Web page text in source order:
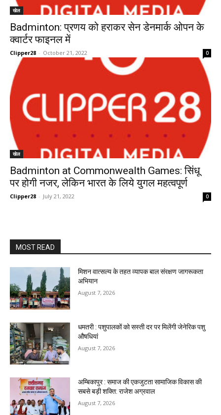
खेल
Badminton: प्रणय को हराकर सेन डेनमार्क ओपन के
क्वार्टर फाइनल में
Clipper28 - October 21, 2022 0
खेल
Badminton at Commonwealth Games: सिंधू
पर होगी नजर, लेकिन भारत के लिये युगल महत्वपूर्ण
Clipper28 - July 21, 2022 0
MOST READ
मिशन वात्सल्य के तहत व्यापक बाल संरक्षण जागरूकता
अभियान
August 7, 2026
धमतरी : पशुपालकों को सस्ती दर पर मिलेंगी जेनेरिक पशु
औषधियां
August 7, 2026
अम्बिकापुर : समाज की एकजुटता सामाजिक विकास की
सबसे बड़ी शक्ति: राजेश अग्रवाल
August 7, 2026